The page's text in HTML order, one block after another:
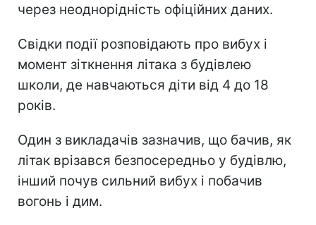
через неоднорідність офіційних даних.
Свідки події розповідають про вибух і
момент зіткнення літака з будівлею
школи, де навчаються діти від 4 до 18
років.
Один з викладачів зазначив, що бачив, як
літак врізався безпосередньо у будівлю,
інший почув сильний вибух і побачив
вогонь і дим.